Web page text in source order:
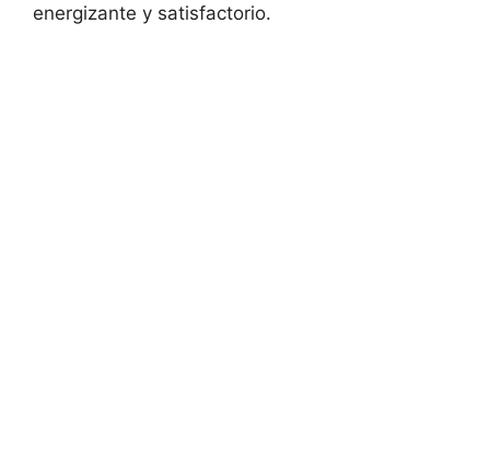
energizante y satisfactorio.